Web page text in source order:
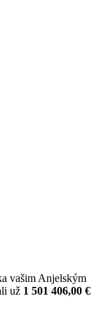
vašim Anjelským
už 1 501 406,00 €